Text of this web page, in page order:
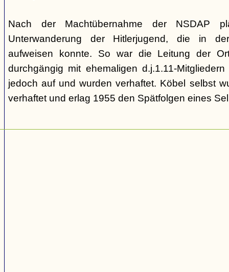
Nach der Machtübernahme der NSDAP
Unterwanderung der Hitlerjugend, die in
aufweisen konnte. So war die Leitung der
durchgängig mit ehemaligen d.j.1.11-
jedoch auf und wurden verhaftet. Köbel selbst
verhaftet und erlag 1955 den Spätfolgen eines